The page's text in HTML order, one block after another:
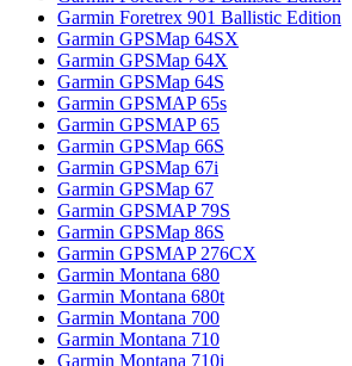
Garmin Foretrex 901 Ballistic Edition
Garmin GPSMap 64SX
Garmin GPSMap 64X
Garmin GPSMap 64S
Garmin GPSMAP 65s
Garmin GPSMAP 65
Garmin GPSMap 66S
Garmin GPSMap 67i
Garmin GPSMap 67
Garmin GPSMAP 79S
Garmin GPSMap 86S
Garmin GPSMAP 276CX
Garmin Montana 680
Garmin Montana 680t
Garmin Montana 700
Garmin Montana 710
Garmin Montana 710i